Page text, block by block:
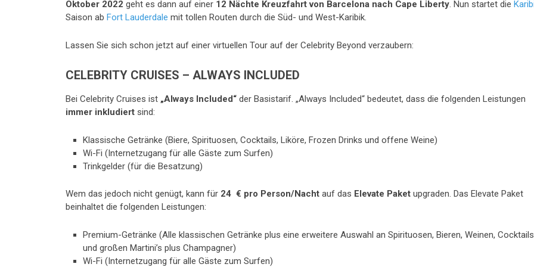
Oktober 2022 geht es dann auf einer 12 Nächte Kreuzfahrt von Barcelona nach Cape Liberty. Nun startet die
Saison ab Fort Lauderdale mit tollen Routen durch die Süd- und West-Karibik.
Lassen Sie sich schon jetzt auf einer virtuellen Tour auf der Celebrity Beyond verzaubern:
CELEBRITY CRUISES – ALWAYS INCLUDED
Bei Celebrity Cruises ist „Always Included“ der Basistarif. „Always Included“ bedeutet, dass die folgenden Leistungen
immer inkludiert sind:
Klassische Getränke (Biere, Spirituosen, Cocktails, Liköre, Frozen Drinks und offene Weine)
Wi-Fi (Internetzugang für alle Gäste zum Surfen)
Trinkgelder (für die Besatzung)
Wem das jedoch nicht genügt, kann für 24 € pro Person/Nacht auf das Elevate Paket upgraden. Das Elevate Paket
beinhaltet die folgenden Leistungen:
Premium-Getränke (Alle klassischen Getränke plus eine erweitere Auswahl an Spirituosen, Bieren, Weinen, Cocktails
und großen Martini’s plus Champagner)
Wi-Fi (Internetzugang für alle Gäste zum Surfen)